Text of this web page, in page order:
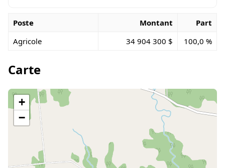
Poste Montant
Part
Agricole
34 904 300 $ 100,0 %
Carte
+
−